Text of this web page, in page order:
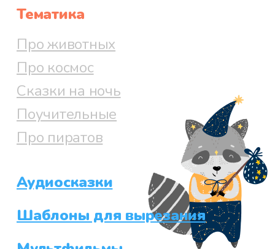
Тематика
Про животных
Про космос
Сказки на ночь
Поучительные
Про пиратов
Аудиосказки
Шаблоны для вырезания